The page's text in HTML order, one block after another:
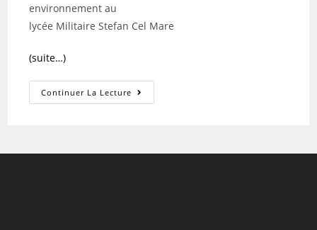
environnement au
lycée Militaire Stefan Cel Mare
(suite…)
Continuer La Lecture Téo
Et
Nouvel…